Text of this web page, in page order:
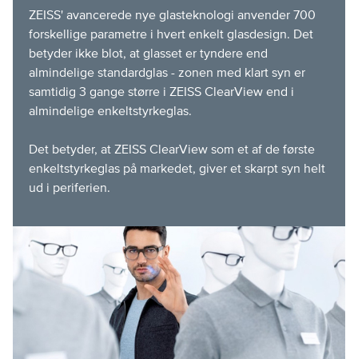
ZEISS' avancerede nye glasteknologi anvender 700
forskellige parametre i hvert enkelt glasdesign. Det
betyder ikke blot, at glasset er tyndere end
almindelige standardglas - zonen med klart syn er
samtidig 3 gange større i ZEISS ClearView end i
almindelige enkeltstyrkeglas.
Det betyder, at ZEISS ClearView som et af de første
enkeltstyrkeglas på markedet, giver et skarpt syn helt
ud i periferien.